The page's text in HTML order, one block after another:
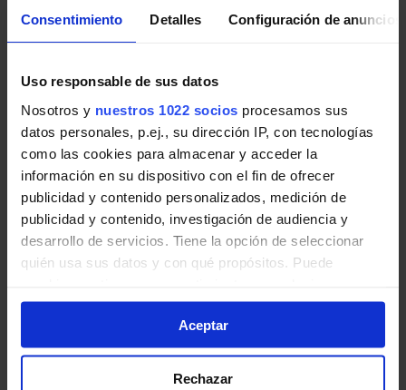
Consentimiento Detalles Configuración de anuncios
Uso responsable de sus datos
Nosotros y nuestros 1022 socios procesamos sus
datos personales, p.ej., su dirección IP, con tecnologías
como las cookies para almacenar y acceder la
información en su dispositivo con el fin de ofrecer
publicidad y contenido personalizados, medición de
publicidad y contenido, investigación de audiencia y
desarrollo de servicios. Tiene la opción de seleccionar
quién usa sus datos y con qué propósitos. Puede
momento desde la Declaración de cookies o clicando en
el Menú de consentimiento.
Si lo permite, también quisiéramos:
Aceptar
Rechazar
Líneas y horarios de Autobuses
232
Alcalá de Henares - Villalbilla - Torres de la
261 Madrid (Avenida América) - Nuevo Baztán - Villar del Olmo
Madrid - Torrejón de Ardoz - Torres de la
320 Arganda del Rey - Alcalá de Henares
Alcalá de Henares - Arganda del Rey -
Torres de la Alameda